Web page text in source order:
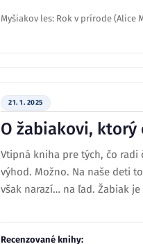
Myšiakov les: Rok v prírode (Alice
21. 1. 2025
O žabiakovi, ktorý
Vtipná kniha pre tých, čo
výhod. Možno. Na naše deti
však narazí… na ľad. Žabiak
Recenzované knihy: